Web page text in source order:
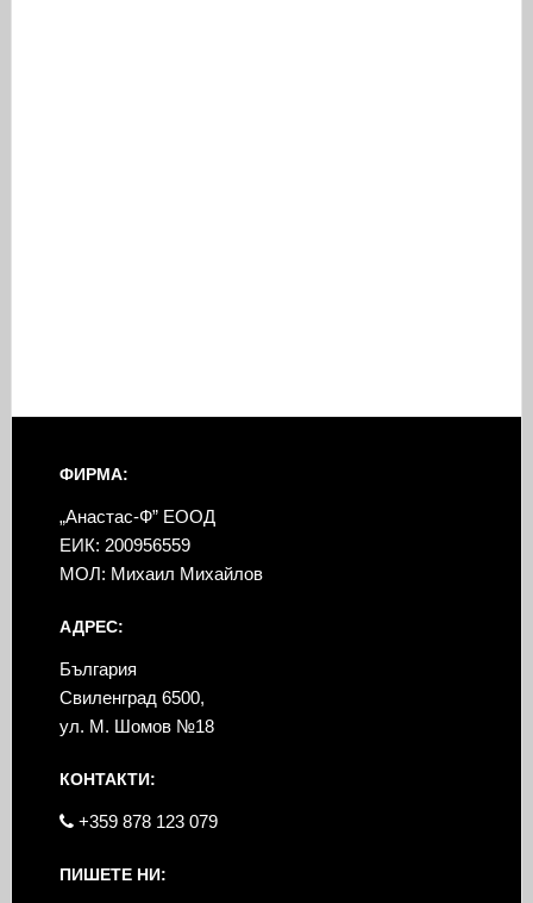
ФИРМА:
„Анастас-Ф” ЕООД
ЕИК: 200956559
МОЛ: Михаил Михайлов
АДРЕС:
България
Свиленград 6500,
ул. М. Шомов №18
КОНТАКТИ:
+359 878 123 079
ПИШЕТЕ НИ: